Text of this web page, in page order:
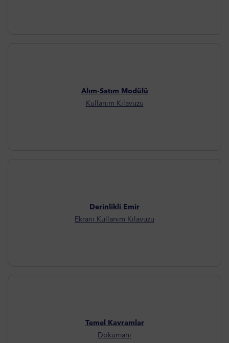
Alım-Satım Modülü
Kullanım Kılavuzu
Derinlikli Emir
Ekranı Kullanım Kılavuzu
Temel Kavramlar
Dokümanı